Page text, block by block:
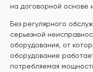
на договорной основе
Без регулярного
серьезной
оборудования, от
оборудование
потребляемая